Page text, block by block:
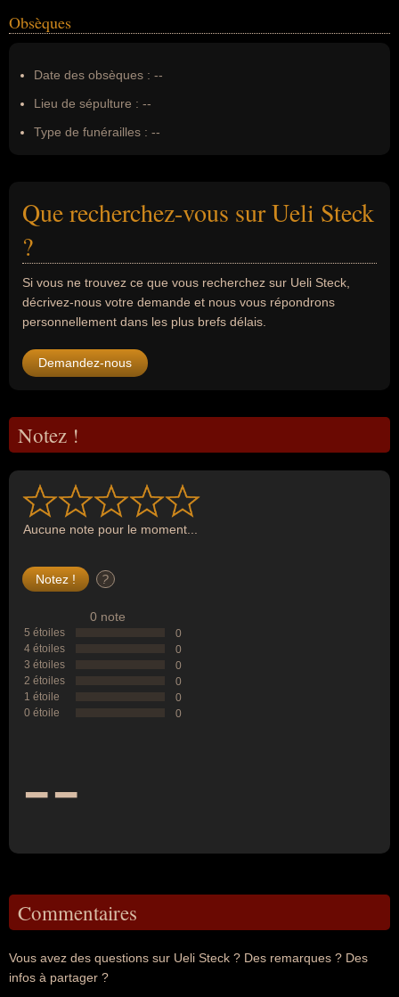
Obsèques
Date des obsèques : --
Lieu de sépulture : --
Type de funérailles : --
Que recherchez-vous sur Ueli Steck
?
Si vous ne trouvez ce que vous recherchez sur Ueli Steck,
décrivez-nous votre demande et nous vous répondrons
personnellement dans les plus brefs délais.
Demandez-nous
Notez !
Aucune note pour le moment...
?
0 note
5 étoiles
0
4 étoiles
0
3 étoiles
0
2 étoiles
0
1 étoile
0
0 étoile
0
--
Commentaires
Vous avez des questions sur Ueli Steck ? Des remarques ? Des
infos à partager ?